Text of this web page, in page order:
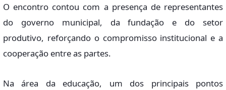
O encontro contou com a presença de representantes
do governo municipal, da fundação e do setor
produtivo, reforçando o compromisso institucional e a
cooperação entre as partes.
Na área da educação, um dos principais pontos